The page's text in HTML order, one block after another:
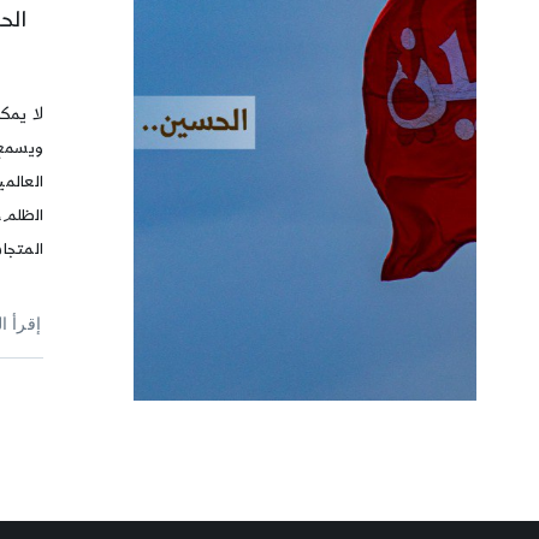
لا
إقرأ